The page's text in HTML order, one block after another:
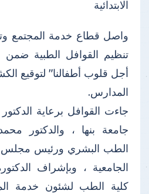
الابتدائية
واصل قطاع خدمة المجتمع
تنظيم القوافل الطبية
أجل قلوب أطفالنا" لتوقيع
المدارس.
جاءت القوافل برعاية
جامعة بنها ، والدكتور
الطب البشري ورئيس مجلس
الجامعية ، وبإشراف
كلية الطب لشئون خدمة